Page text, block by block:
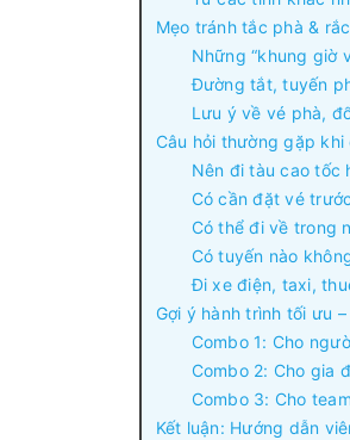
Mẹo tránh tắc phà &
Những “khung giờ
Đường tắt, tuyến
Lưu ý về vé phà,
Câu hỏi thường gặp khi
Nên đi tàu cao tốc
Có cần đặt vé
Có thể đi về trong
Có tuyến nào
Đi xe điện, taxi,
Gợi ý hành trình tối ưu
Combo 1: Cho
Combo 2: Cho gia
Combo 3: Cho
Kết luận: Hướng dẫn